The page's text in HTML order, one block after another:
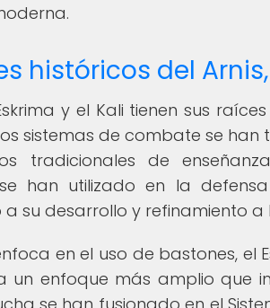
históricos del
y el Kali tienen sus
sistemas de combate se
tradicionales de
han utilizado en la
su desarrollo y refinamiento a
en el uso de bastones,
un enfoque más amplio que